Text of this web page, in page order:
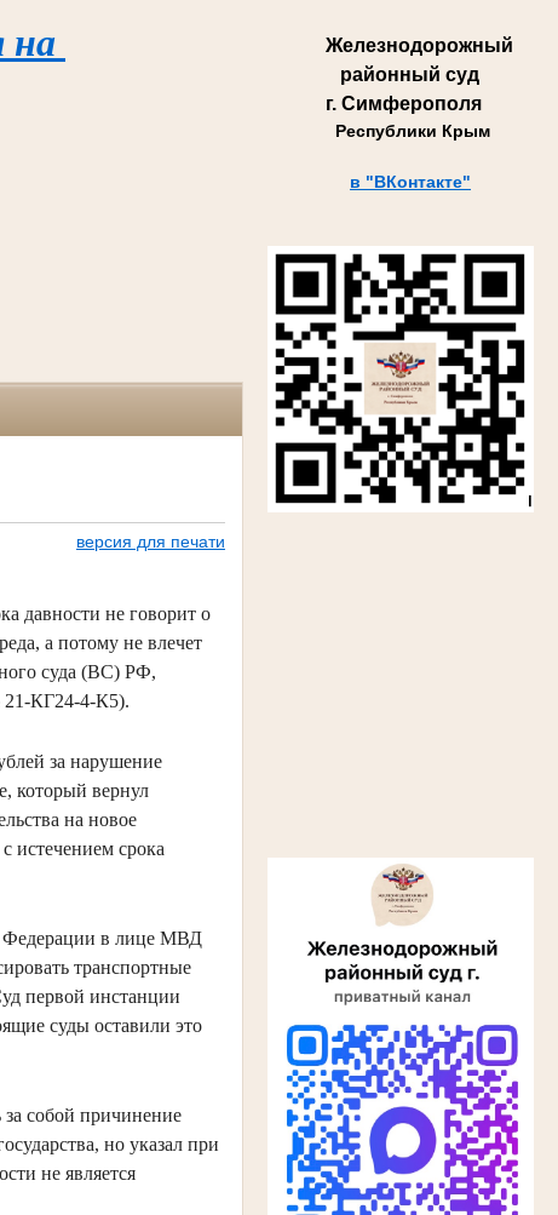
Железнодорожный
районный суд
г. Симферополя
Республики Крым
в "ВКонтакте"
на
версия для печати
давности не говорит о
а потому не влечет
суда (ВС) РФ,
21-КГ24-4-К5).
за нарушение
который вернул
на новое
истечением срока
Федерации в лице МВД
транспортные
первой инстанции
суды оставили это
собой причинение
но указал при
не является